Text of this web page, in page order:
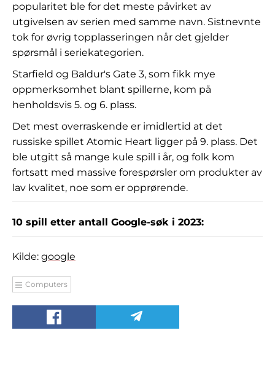
popularitet ble for det meste påvirket av
utgivelsen av serien med samme navn. Sistnevnte
tok for øvrig topplasseringen når det gjelder
spørsmål i seriekategorien.
Starfield og Baldur's Gate 3, som fikk mye
oppmerksomhet blant spillerne, kom på
henholdsvis 5. og 6. plass.
Det mest overraskende er imidlertid at det
russiske spillet Atomic Heart ligger på 9. plass. Det
ble utgitt så mange kule spill i år, og folk kom
fortsatt med massive forespørsler om produkter av
lav kvalitet, noe som er opprørende.
10 spill etter antall Google-søk i 2023:
Kilde: google
Computers